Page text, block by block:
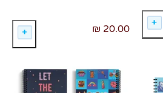
20.00 ₪